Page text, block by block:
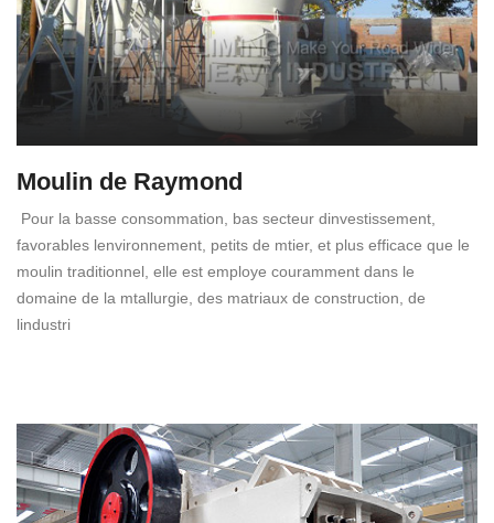
Moulin de Raymond
Pour la basse consommation, bas secteur dinvestissement,
favorables lenvironnement, petits de mtier, et plus efficace que le
moulin traditionnel, elle est employe couramment dans le
domaine de la mtallurgie, des matriaux de construction, de
lindustri